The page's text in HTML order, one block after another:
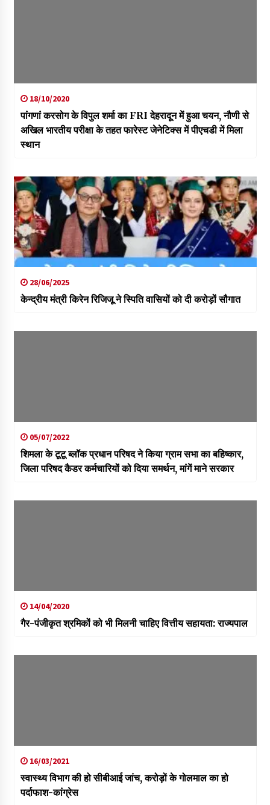
18/10/2020
पांगणां करसोग के विपुल शर्मा का FRI देहरादून में हुआ चयन, नौणी से
अखिल भारतीय परीक्षा के तहत फारेस्ट जेनेटिक्स में पीएचडी में मिला
स्थान
28/06/2025
केन्द्रीय मंत्री किरेन रिजिजू ने स्पिति वासियों को दी करोड़ों सौगात
05/07/2022
शिमला के टूटू ब्लॉक प्रधान परिषद ने किया ग्राम सभा का बहिष्कार,
जिला परिषद कैडर कर्मचारियों को दिया समर्थन, मांगें माने सरकार
14/04/2020
गैर-पंजीकृत श्रमिकों को भी मिलनी चाहिए वित्तीय सहायता: राज्यपाल
16/03/2021
स्वास्थ्य विभाग की हो सीबीआई जांच, करोड़ों के गोलमाल का हो
पर्दाफाश-कांग्रेस